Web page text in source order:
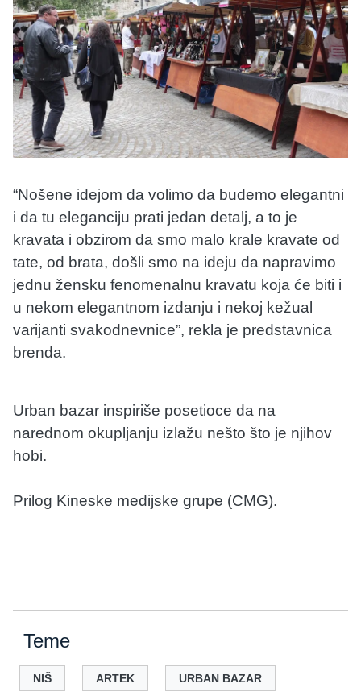
“Nošene idejom da volimo da budemo elegantni
i da tu eleganciju prati jedan detalj, a to je
kravata i obzirom da smo malo krale kravate od
tate, od brata, došli smo na ideju da napravimo
jednu žensku fenomenalnu kravatu koja će biti i
u nekom elegantnom izdanju i nekoj kežual
varijanti svakodnevnice”, rekla je predstavnica
brenda.
Urban bazar inspiriše posetioce da na
narednom okupljanju izlažu nešto što je njihov
hobi.
Prilog Kineske medijske grupe (CMG).
Teme
NIŠ ARTEK URBAN BAZAR